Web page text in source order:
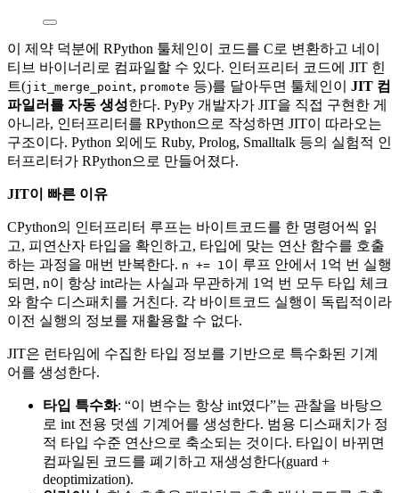
이 제약 덕분에 RPython 툴체인이 코드를 C로 변환하고 네이
티브 바이너리로 컴파일할 수 있다. 인터프리터 코드에 JIT 힌
트(jit_merge_point, promote 등)를 달아두면 툴체인이 JIT 컴
파일러를 자동 생성한다. PyPy 개발자가 JIT을 직접 구현한 게
아니라, 인터프리터를 RPython으로 작성하면 JIT이 따라오는
구조이다. Python 외에도 Ruby, Prolog, Smalltalk 등의 실험적 인
터프리터가 RPython으로 만들어졌다.
JIT이 빠른 이유
CPython의 인터프리터 루프는 바이트코드를 한 명령어씩 읽
고, 피연산자 타입을 확인하고, 타입에 맞는 연산 함수를 호출
하는 과정을 매번 반복한다. n += 1이 루프 안에서 1억 번 실행
되면, n이 항상 int라는 사실과 무관하게 1억 번 모두 타입 체크
와 함수 디스패치를 거친다. 각 바이트코드 실행이 독립적이라
이전 실행의 정보를 재활용할 수 없다.
JIT은 런타임에 수집한 타입 정보를 기반으로 특수화된 기계
어를 생성한다.
타입 특수화: “이 변수는 항상 int였다”는 관찰을 바탕으
로 int 전용 덧셈 기계어를 생성한다. 범용 디스패치가 정
적 타입 수준 연산으로 축소되는 것이다. 타입이 바뀌면
컴파일된 코드를 폐기하고 재생성한다(guard +
deoptimization).